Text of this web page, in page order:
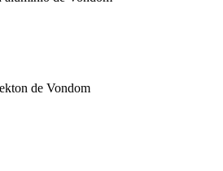
de Vondom